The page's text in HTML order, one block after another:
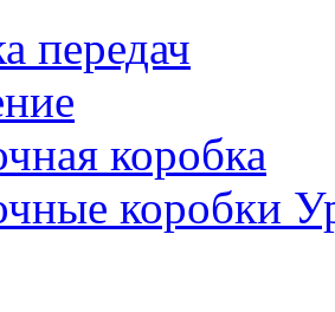
передач
коробка
коробки